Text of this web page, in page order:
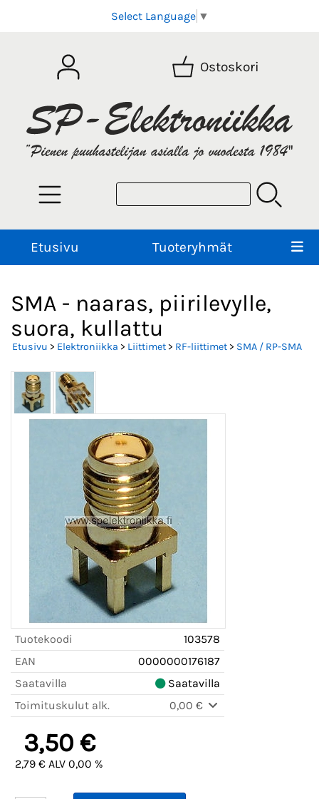
Select Language ▼
Ostoskori
Etusivu Tuoteryhmät
SMA - naaras, piirilevylle,
suora, kullattu
Etusivu > Elektroniikka > Liittimet> RF-liittimet> SMA / RP-SMA
Tuotekoodi
103578
EAN
0000000176187
Saatavilla
Saatavilla
Toimituskulut alk.
0,00 €
3,50 €
2,79 € ALV 0,00 %